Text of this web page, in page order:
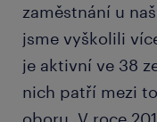
zaměstnání u
jsme vyškolili
je aktivní ve 38
nich patří mezi